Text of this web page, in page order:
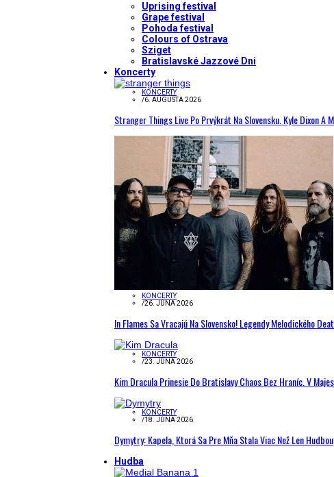
Uprising festival
Grape festival
Pohoda festival
Colours of Ostrava
Sziget
Bratislavské Jazzové Dni
Koncerty
KONCERTY
/6. AUGUSTA 2026
Stranger Things Live Po Prvýkrát Na Slovensku. Kyle Dixon
KONCERTY
/26. JÚNA 2026
In Flames Sa Vracajú Na Slovensko! Legendy Melodického
KONCERTY
/23. JÚNA 2026
Kim Dracula Prinesie Do Bratislavy Chaos Bez Hraníc. V
KONCERTY
/18. JÚNA 2026
Dymytry: Kapela, Ktorá Sa Pre Mňa Stala Viac Než Len Hudbou
Hudba